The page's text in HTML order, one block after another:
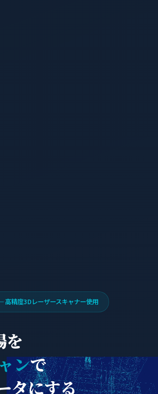
精度3Dレーザースキャナー使用
を
ンで
タにする